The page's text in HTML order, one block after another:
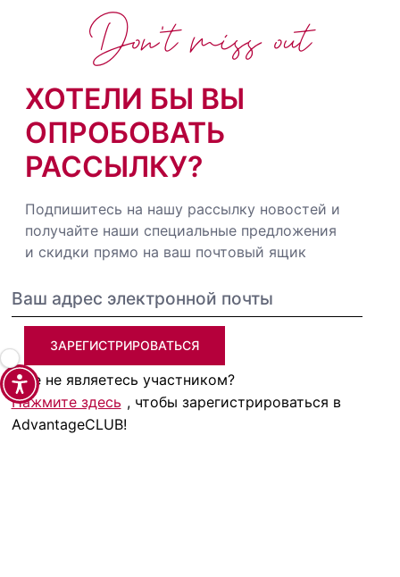
ХОТЕЛИ БЫ ВЫ
ОПРОБОВАТЬ
РАССЫЛКУ?
Подпишитесь на нашу рассылку новостей и
получайте наши специальные предложения
и скидки прямо на ваш почтовый ящик
ЗАРЕГИСТРИРОВАТЬСЯ
Еще не являетесь участником?
Нажмите здесь , чтобы зарегистрироваться в
AdvantageCLUB!
Don't miss out